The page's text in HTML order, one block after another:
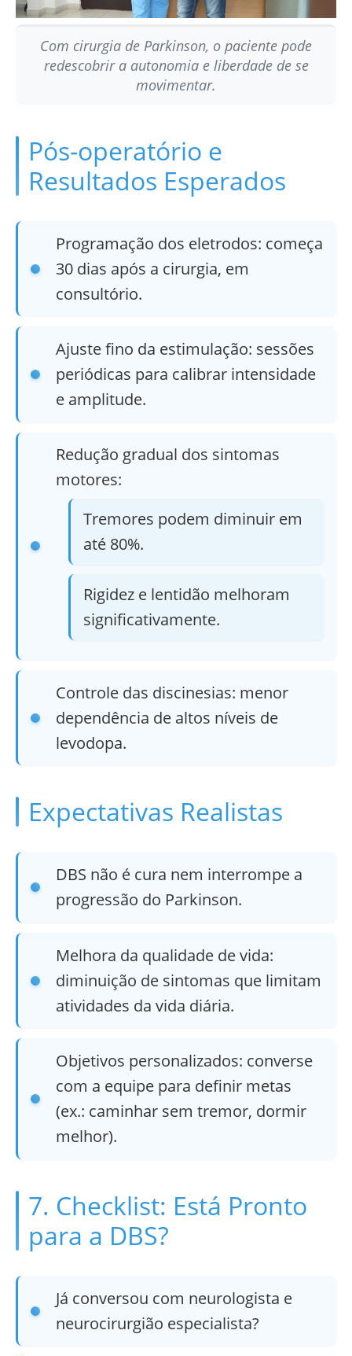
Com cirurgia de Parkinson, o paciente pode
redescobrir a autonomia e liberdade de se
movimentar.
Pós-operatório e
Resultados Esperados
Programação dos eletrodos: começa
30 dias após a cirurgia, em
consultório.
Ajuste fino da estimulação: sessões
periódicas para calibrar intensidade
e amplitude.
Redução gradual dos sintomas
motores:
Tremores podem diminuir em
até 80%.
Rigidez e lentidão melhoram
significativamente.
Controle das discinesias: menor
dependência de altos níveis de
levodopa.
Expectativas Realistas
DBS não é cura nem interrompe a
progressão do Parkinson.
Melhora da qualidade de vida:
diminuição de sintomas que limitam
atividades da vida diária.
Objetivos personalizados: converse
com a equipe para definir metas
(ex.: caminhar sem tremor, dormir
melhor).
7. Checklist: Está Pronto
para a DBS?
Já conversou com neurologista e
neurocirurgião especialista?